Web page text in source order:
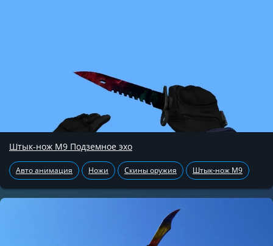
Штык-нож М9 Подземное эхо
Авто анимация Ножи Скины оружия Штык-нож М9